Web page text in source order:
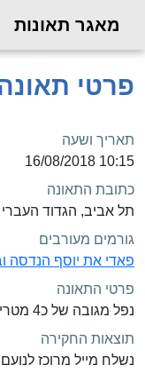
מאגר תאונות
פרטי
תאריך ושעה
10:15 16/08/2018
כתובת התאונה
תל אביב, הגדוד העברי 53
גורמים מעורבים
פאדי את יוסף הנדסה
פרטי התאונה
נפל מגובה של כ4 מטרים
תוצאות החקירה
נשלח מייל מרוכז